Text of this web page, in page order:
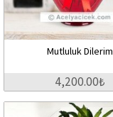
Mutluluk Dilerim
4,200.00₺